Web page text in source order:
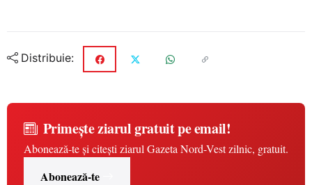
Distribuie:
Primește ziarul gratuit pe email!
Abonează-te și citești ziarul Gazeta Nord-Vest zilnic, gratuit.
Abonează-te